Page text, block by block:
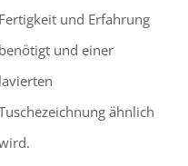
Fertigkeit und Erfahrung
benötigt und einer
lavierten
ähnlich